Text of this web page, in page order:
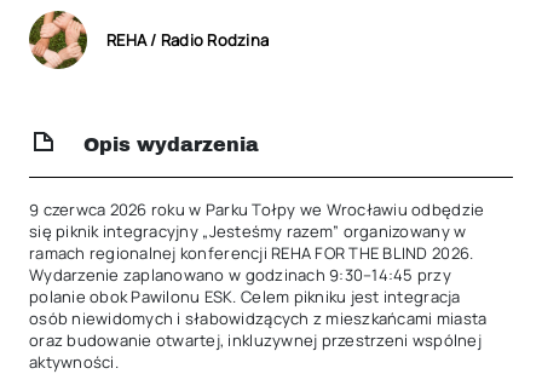
REHA / Radio Rodzina
Opis wydarzenia
9 czerwca 2026 roku w Parku Tołpy we Wrocławiu odbędzie
się piknik integracyjny „Jesteśmy razem” organizowany w
ramach regionalnej konferencji REHA FOR THE BLIND 2026.
Wydarzenie zaplanowano w godzinach 9:30–14:45 przy
polanie obok Pawilonu ESK. Celem pikniku jest integracja
osób niewidomych i słabowidzących z mieszkańcami miasta
oraz budowanie otwartej, inkluzywnej przestrzeni wspólnej
aktywności.